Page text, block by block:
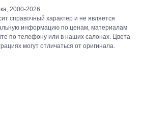
2000-2026
справочный характер и не является
информацию по ценам, материалам
по телефону или в наших салонах. Цвета
могут отличаться от оригинала.